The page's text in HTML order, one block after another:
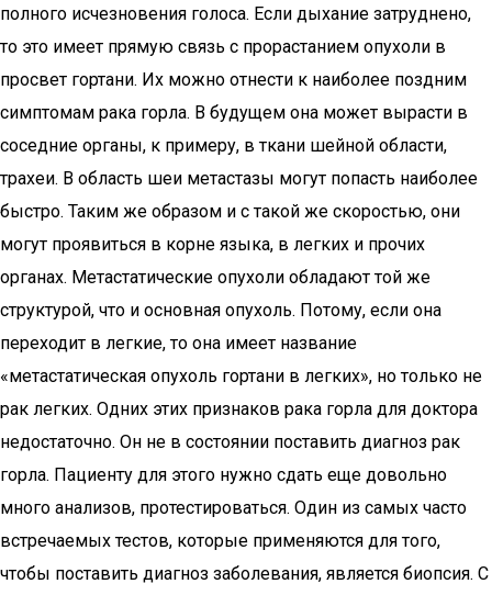
полного исчезновения голоса. Если дыхание затруднено,
то это имеет прямую связь с прорастанием опухоли в
просвет гортани. Их можно отнести к наиболее поздним
симптомам рака горла. В будущем она может вырасти в
соседние органы, к примеру, в ткани шейной области,
трахеи. В область шеи метастазы могут попасть наиболее
быстро. Таким же образом и с такой же скоростью, они
могут проявиться в корне языка, в легких и прочих
органах. Метастатические опухоли обладают той же
структурой, что и основная опухоль. Потому, если она
переходит в легкие, то она имеет название
«метастатическая опухоль гортани в легких», но только не
рак легких. Одних этих признаков рака горла для доктора
недостаточно. Он не в состоянии поставить диагноз рак
горла. Пациенту для этого нужно сдать еще довольно
много анализов, протестироваться. Один из самых часто
встречаемых тестов, которые применяются для того,
чтобы поставить диагноз заболевания, является биопсия. С